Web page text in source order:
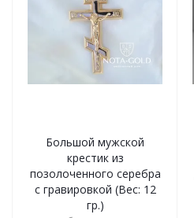
Большой мужской
крестик из
позолоченного серебра
с гравировкой (Вес: 12
гр.)